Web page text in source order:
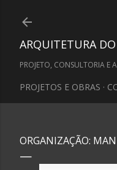
ARQUITETURA
PROJETO, CONSULTORIA E
PROJETOS E OBRAS
ORGANIZAÇÃO: